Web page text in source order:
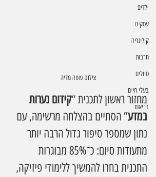
ילדים
עסקים
קולינריה
תרבות
טיולים
בעלי חיים
בריאות
צילום פופה מדיה
מחזור ראשון לתכנית “קידום נערות
במדע” הסתיים בהצלחה מרשימה, עם
נתון שמספר סיפור גדול הרבה יותר
מתעודות סיום: כ־85% מבוגרות
התכנית בחרו להמשיך ללימודי פיזיקה,